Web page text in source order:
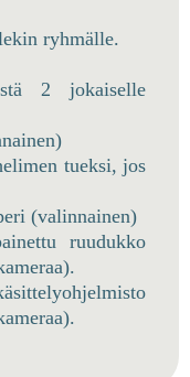
ryhmälle.
2 jokaiselle
tueksi, jos
(valinnainen)
ruudukko